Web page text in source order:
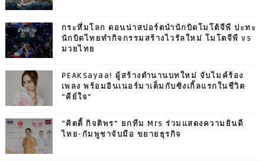
กระหึ่มโลก ดอนน่าสปอร์ตนำนักบิดโมโต้จีพี ปะทะ
นักบิดไทยทำกิจกรรมสร้างไวรัลใหม่ โมโตจีพี vs
มวยไทย
PEAKSayaa! ผู้สร้างตำนานบทใหม่ จับไมค์ร้อง
เพลง พร้อมอินเนอร์มาเต็มกับซิงเกิ้ลแรกในชีวิต
“คีย์ใจ”
“คิตตี้ กิจติพร” ยกทีม Mrs ร่วมแสดงความยินดี
ไทย-กัมพูชาจับมือ ขยายธุรกิจ